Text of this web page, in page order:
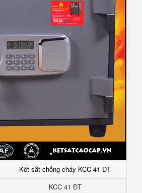
Két sắt chống cháy KCC 41 ĐT
KCC 41 ĐT